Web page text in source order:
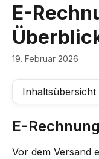
E-
19. Februar 2026
Inhaltsübersicht
E-
Vor dem Versand